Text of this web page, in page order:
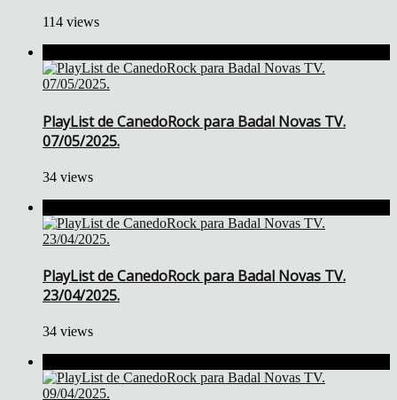
114 views
PlayList de CanedoRock para Badal Novas TV.
07/05/2025.
34 views
PlayList de CanedoRock para Badal Novas TV.
23/04/2025.
34 views